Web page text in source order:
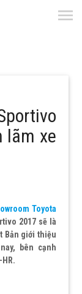
menu
lãm xe
Toyota
2017 sẽ là
Bản giới thiệu
bên cạnh